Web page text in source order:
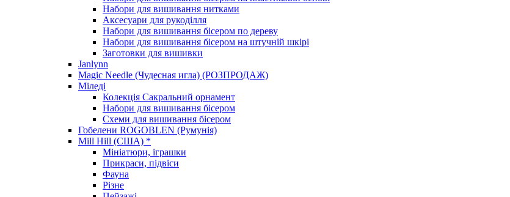
Набори для вишивання нитками
Аксесуари для рукоділля
Набори для вишивання бісером по дереву
Набори для вишивання бісером на штучній шкірі
Заготовки для вишивки
Janlynn
Magic Needle (Чудесная игла) (РОЗПРОДАЖ)
Міледі
Колекція Сакральний орнамент
Набори для вишивання бісером
Схеми для вишивання бісером
Гобелени ROGOBLEN (Румунія)
Mill Hill (США) *
Мініатюри, іграшки
Прикраси, підвіси
Фауна
Різне